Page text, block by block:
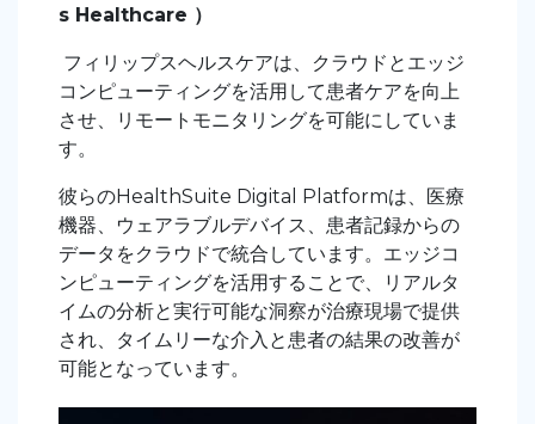
s Healthcare ）
フィリップスヘルスケアは、クラウドとエッジ
コンピューティングを活用して患者ケアを向上
させ、リモートモニタリングを可能にしていま
す。
彼らのHealthSuite Digital Platformは、医療
機器、ウェアラブルデバイス、患者記録からの
データをクラウドで統合しています。エッジコ
ンピューティングを活用することで、リアルタ
イムの分析と実行可能な洞察が治療現場で提供
され、タイムリーな介入と患者の結果の改善が
可能となっています。